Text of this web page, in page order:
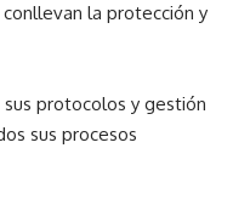
la protección y
sus protocolos y gestión
sus procesos